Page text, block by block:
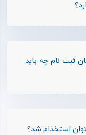
ثبت نام چه باید